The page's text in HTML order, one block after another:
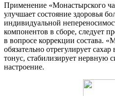
Применение «Монастырского
улучшает состояние здоровья
индивидуальной
компонентов в сборе, следует
в вопросе коррекции состава.
обязательно отрегулирует
тонус, стабилизирует нервную
настроение.